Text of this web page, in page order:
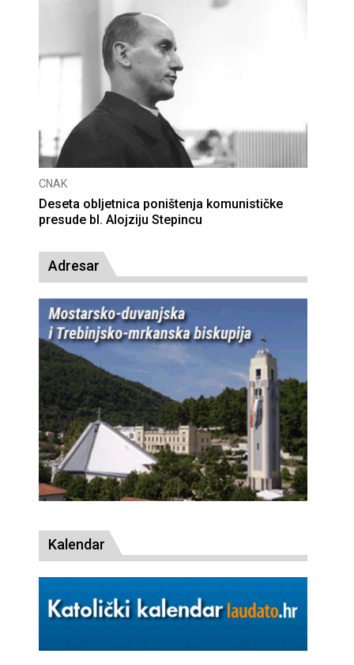
CNAK
Deseta obljetnica poništenja komunističke
presude bl. Alojziju Stepincu
Adresar
Kalendar